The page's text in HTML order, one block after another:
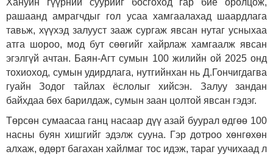
Хануйн гүүрний суурийг босгоход гар бие оролцож,
рашаанд амрагчдыг гол усаа хамгаалахад шаардлага
тавьж, хүүхэд залууст зааж сургаж явсан нутаг усныхаа
атга шороо, мод бут сөөгийг хайрлаж хамгаалж явсан
эгэлгүй ачтан. Баян-Агт сумын 100 жилийн ой 2025 онд
тохиоход, сумын удирдлага, нутгийнхан нь Д.Гончигдагва
гуайн Зодог тайлах ёслолыг хийсэн. Залуу зандан
байхдаа бөх барилдаж, сумын заан цолтой явсан гэдэг.
Төрсөн сумаасаа ганц насаар дүү азай буурал өдгөө 100
насны буян хишгийг эдэлж сууна. Гэр дотроо хөнгөхөн
алхаж, өдөрт багахан хайлмаг тос идэж, тараг уучихаад л